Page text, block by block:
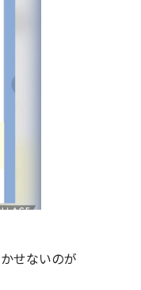
せないのが